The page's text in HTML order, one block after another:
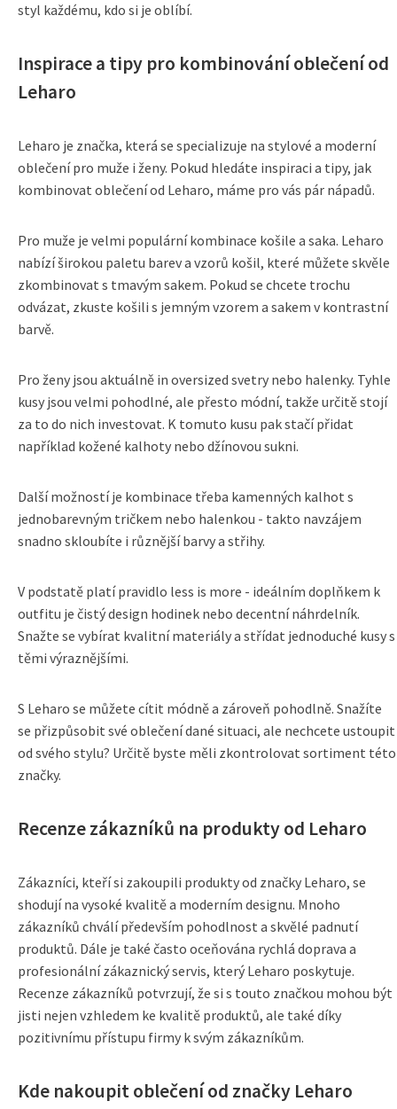
styl každému, kdo si je oblíbí.
Inspirace a tipy pro kombinování oblečení od
Leharo
Leharo je značka, která se specializuje na stylové a moderní
oblečení pro muže i ženy. Pokud hledáte inspiraci a tipy, jak
kombinovat oblečení od Leharo, máme pro vás pár nápadů.
Pro muže je velmi populární kombinace košile a saka. Leharo
nabízí širokou paletu barev a vzorů košil, které můžete skvěle
zkombinovat s tmavým sakem. Pokud se chcete trochu
odvázat, zkuste košili s jemným vzorem a sakem v kontrastní
barvě.
Pro ženy jsou aktuálně in oversized svetry nebo halenky. Tyhle
kusy jsou velmi pohodlné, ale přesto módní, takže určitě stojí
za to do nich investovat. K tomuto kusu pak stačí přidat
například kožené kalhoty nebo džínovou sukni.
Další možností je kombinace třeba kamenných kalhot s
jednobarevným tričkem nebo halenkou - takto navzájem
snadno skloubíte i různější barvy a střihy.
V podstatě platí pravidlo less is more - ideálním doplňkem k
outfitu je čistý design hodinek nebo decentní náhrdelník.
Snažte se vybírat kvalitní materiály a střídat jednoduché kusy s
těmi výraznějšími.
S Leharo se můžete cítit módně a zároveň pohodlně. Snažíte
se přizpůsobit své oblečení dané situaci, ale nechcete ustoupit
od svého stylu? Určitě byste měli zkontrolovat sortiment této
značky.
Recenze zákazníků na produkty od Leharo
Zákazníci, kteří si zakoupili produkty od značky Leharo, se
shodují na vysoké kvalitě a moderním designu. Mnoho
zákazníků chválí především pohodlnost a skvělé padnutí
produktů. Dále je také často oceňována rychlá doprava a
profesionální zákaznický servis, který Leharo poskytuje.
Recenze zákazníků potvrzují, že si s touto značkou mohou být
jisti nejen vzhledem ke kvalitě produktů, ale také díky
pozitivnímu přístupu firmy k svým zákazníkům.
Kde nakoupit oblečení od značky Leharo